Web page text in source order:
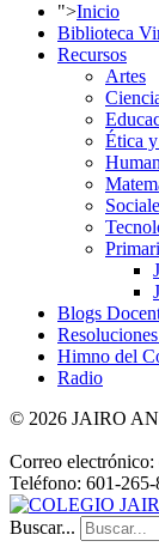
">Inicio
Biblioteca
Recursos
Artes
Ética
Blogs
Himno del
Radio
© 2026 JAIRO
Correo
Teléfono: 601-
Buscar...